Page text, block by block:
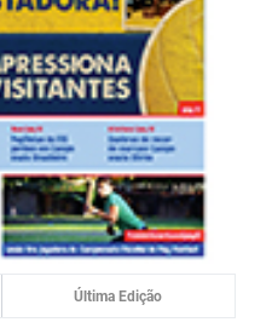
Última Edição